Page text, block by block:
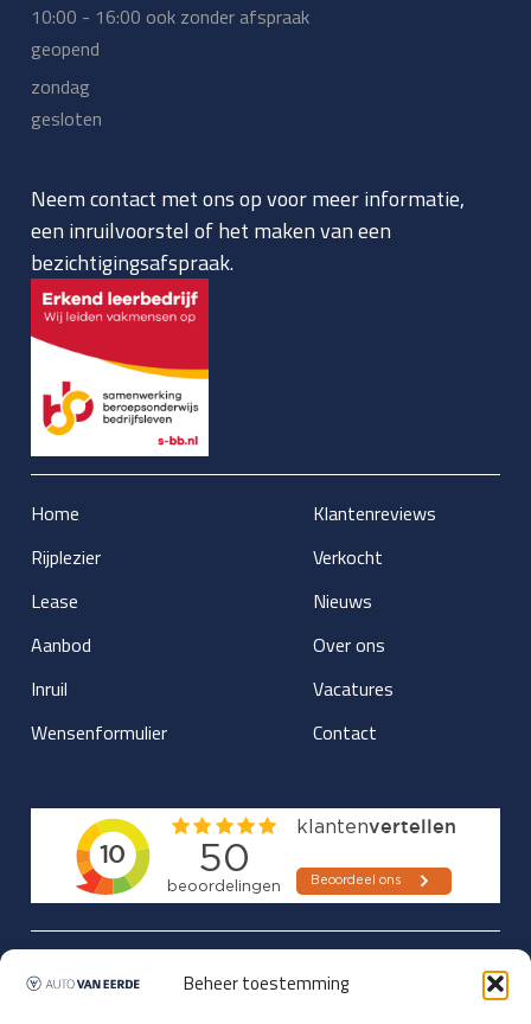
Beheer toestemming
10:00 - 16:00 ook zonder afspraak
geopend
zondag
gesloten
Neem contact met ons op voor meer informatie,
een inruilvoorstel of het maken van een
bezichtigingsafspraak.
Home
Rijplezier
Lease
Aanbod
Inruil
Wensenformulier
Klantenreviews
Verkocht
Nieuws
Over ons
Vacatures
Contact
Updates over nieuwbinnen-komers